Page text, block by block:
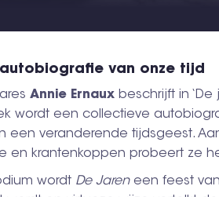
van onze tijd
Annie Ernaux beschrijft in
wordt een collectieve
een veranderende tijdsgeest.
en krantenkoppen probeert ze
wordt De Jareneen feest van